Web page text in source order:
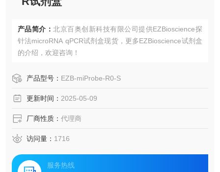
产品简介： 北京百奥创新科技有限公司提供EZBioscience探
针法microRNA qPCR试剂盒现货，更多EZBioscience试剂盒
的介绍，欢迎咨询！
产品型号： EZB-miProbe-R0-S
更新时间： 2025-05-09
厂商性质： 代理商
访问量： 1716
服务热线